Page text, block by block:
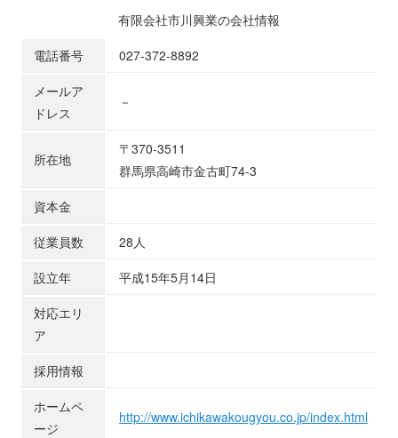
有限会社市川興業の会社情報
電話番号
027-372-8892
メールア
ドレス
－
所在地
〒370-3511
群馬県高崎市金古町74-3
資本金
従業員数
28人
設立年
平成15年5月14日
対応エリ
ア
採用情報
ホームペ
ージ
http://www.ichikawakougyou.co.jp/index.html